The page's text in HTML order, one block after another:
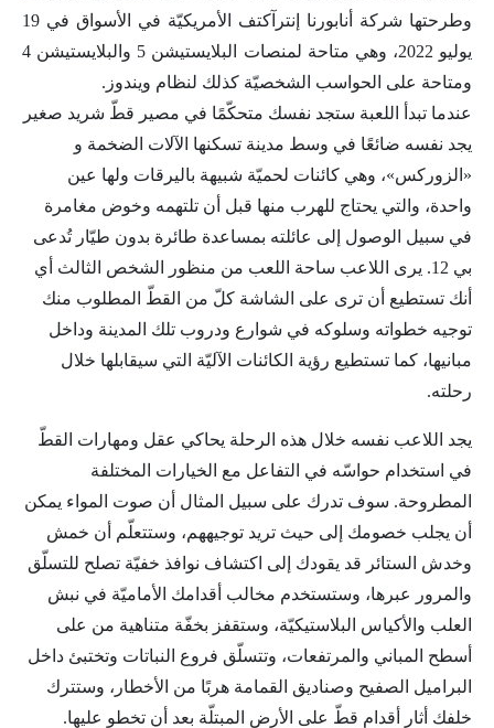
وطرحتها شركة أنابورنا إنترآكتف الأمريكيّة في الأسواق في 19
يوليو 2022، وهي متاحة لمنصات البلايستيشن 5 والبلايستيشن 4
ومتاحة على الحواسب الشخصيّة كذلك لنظام ويندوز.
عندما تبدأ اللعبة ستجد نفسك متحكّمًا في مصير قطّ شريد صغير
يجد نفسه ضائعًا في وسط مدينة تسكنها الآلات الضخمة و
«الزوركس»، وهي كائنات لحميّة شبيهة باليرقات ولها عين
واحدة، والتي يحتاج للهرب منها قبل أن تلتهمه وخوض مغامرة
في سبيل الوصول إلى عائلته بمساعدة طائرة بدون طيّار تُدعى
بي 12. يرى اللاعب ساحة اللعب من منظور الشخص الثالث أي
أنك تستطيع أن ترى على الشاشة كلّ من القطّ المطلوب منك
توجيه خطواته وسلوكه في شوارع ودروب تلك المدينة وداخل
مبانيها، كما تستطيع رؤية الكائنات الآليّة التي سيقابلها خلال
رحلته.
يجد اللاعب نفسه خلال هذه الرحلة يحاكي عقل ومهارات القطّ
في استخدام حواسّه في التفاعل مع الخيارات المختلفة
المطروحة. سوف تدرك على سبيل المثال أن صوت المواء يمكن
أن يجلب خصومك إلى حيث تريد توجيههم، وستتعلّم أن خمش
وخدش الستائر قد يقودك إلى اكتشاف نوافذ خفيّة تصلح للتسلّق
والمرور عبرها، وستستخدم مخالب أقدامك الأماميّة في نبش
العلب والأكياس البلاستيكيّة، وستقفز بخفّة متناهية من على
أسطح المباني والمرتفعات، وتتسلّق فروع النباتات وتختبئ داخل
البراميل الصفيح وصناديق القمامة هربًا من الأخطار، وستترك
خلفك أثار أقدام قطّ على الأرض المبتلّة بعد أن تخطو عليها.